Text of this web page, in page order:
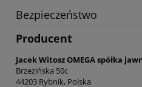
Bezpieczeństwo
Producent
Jacek Witosz OMEGA spółka
Brzezińska 50c
44203 Rybnik, Polska